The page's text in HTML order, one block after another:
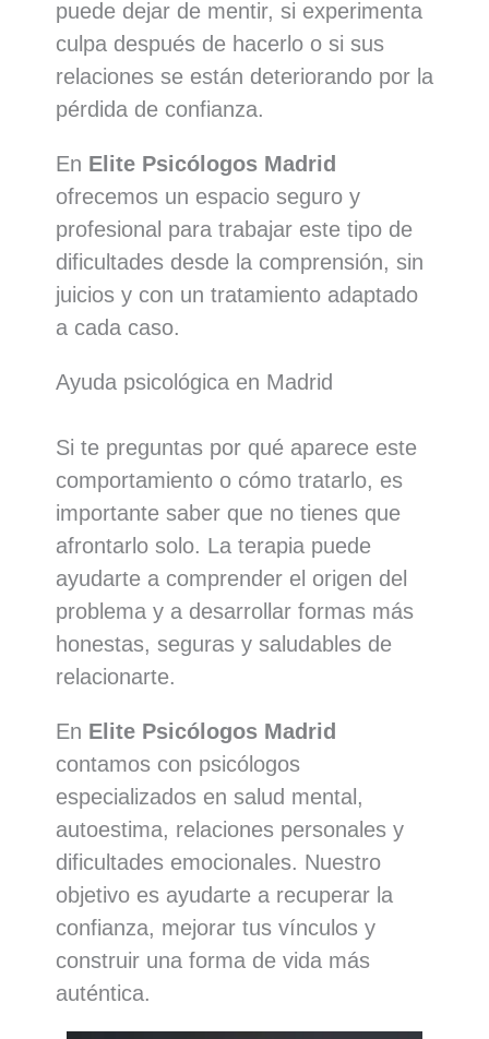
puede dejar de mentir, si experimenta
culpa después de hacerlo o si sus
relaciones se están deteriorando por la
pérdida de confianza.
En Elite Psicólogos Madrid
ofrecemos un espacio seguro y
profesional para trabajar este tipo de
dificultades desde la comprensión, sin
juicios y con un tratamiento adaptado
a cada caso.
Ayuda psicológica en Madrid
Si te preguntas por qué aparece este
comportamiento o cómo tratarlo, es
importante saber que no tienes que
afrontarlo solo. La terapia puede
ayudarte a comprender el origen del
problema y a desarrollar formas más
honestas, seguras y saludables de
relacionarte.
En Elite Psicólogos Madrid
contamos con psicólogos
especializados en salud mental,
autoestima, relaciones personales y
dificultades emocionales. Nuestro
objetivo es ayudarte a recuperar la
confianza, mejorar tus vínculos y
construir una forma de vida más
auténtica.